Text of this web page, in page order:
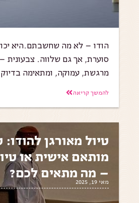
הודו – לא מה שחשבתם.היא
סוערת, אך גם שלווה. צבעונית
מרגשת, עמוקה, ומתאימה בדיוק
להמשך קריאה
טיול מאורגן להודו:
מותאם אישית או
– מה מתאים לכם?
מאי 19, 2025